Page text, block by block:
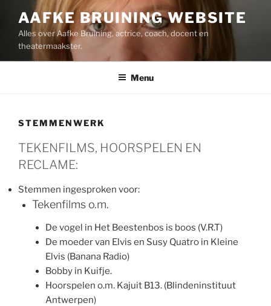
inhoud
AAFKE BRUINING WEBSITE
Alles over Aafke Bruining, actrice, coach, docent en
theatermaakster.
Menu
STEMMENWERK
TEKENFILMS, HOORSPELEN EN
RECLAME:
Stemmen ingesproken voor:
Tekenfilms o.m.
De vogel in Het Beestenbos is boos (V.R.T)
De moeder van Elvis en Susy Quatro in Kleine
Elvis (Banana Radio)
Bobby in Kuifje.
Hoorspelen o.m. Kajuit B13. (Blindeninstituut
Antwerpen)